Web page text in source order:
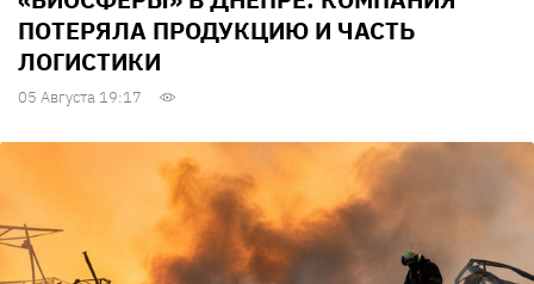
ПОТЕРЯЛА ПРОДУКЦИЮ И ЧАСТЬ
ЛОГИСТИКИ
05 Августа 19:17